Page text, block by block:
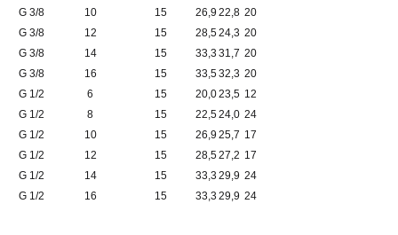
G 3/8
10 15 26,9 22,8 20
G 3/8
12 15 28,524,3 20
G 3/8
14 15 33,3 31,7 20
G 3/8
16 15 33,532,3 20
G 1/2
6 15 20,023,5 12
G 1/2
8 15 22,524,0 24
G 1/2
10 15 26,9 25,7 17
G 1/2
12 15 28,527,2 17
G 1/2
14 15 33,3 29,9 24
G 1/2
16 15 33,3 29,9 24